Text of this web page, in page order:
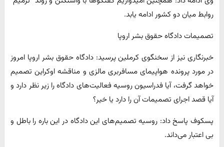
روابط میان دو کشور ادامه یابد.
تصمیمات دادگاه حقوق بشر اروپا
خبرنگاری نیز از سخنگوی کرملین پرسید: دادگاه حقوق بشر اروپا امروز
در مورد پرونده هواپیمای مسافربری مالزی و مناقشه اوکراین تصمیم
خواهد گرفت، آیا فدراسیون روسیه فعالیت‌های دادگاه را زیر نظر دارد و
آیا قصد اجرای تصمیمات آن را دارد یا خیر؟
پسکوف پاسخ داد: روسیه تصمیم‌های این دادگاه در این باره را باطل و
بی اعتبار می‌داند.